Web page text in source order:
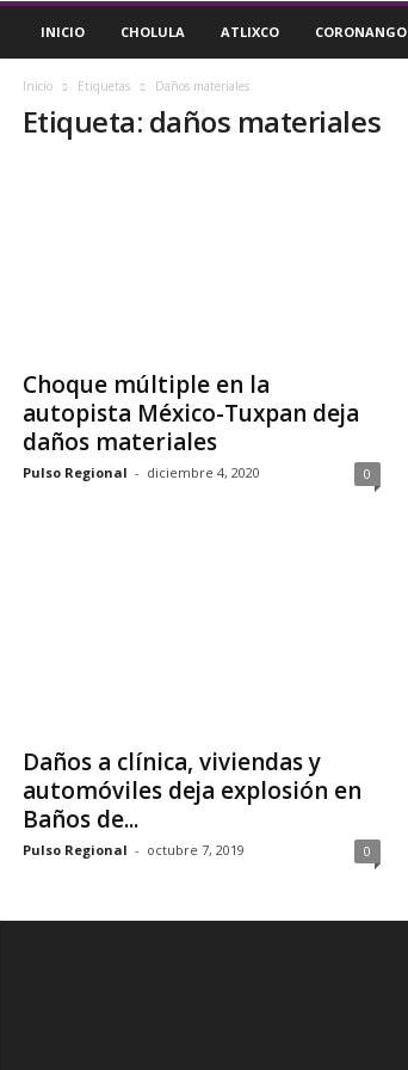
INICIO CHOLULA ATLIXCO CORONANGO
Inicio Etiquetas Daños materiales
Etiqueta: daños materiales
Choque múltiple en la
autopista México-Tuxpan deja
daños materiales
Pulso Regional - diciembre 4, 2020 0
Daños a clínica, viviendas y
automóviles deja explosión en
Baños de...
Pulso Regional - octubre 7, 2019 0